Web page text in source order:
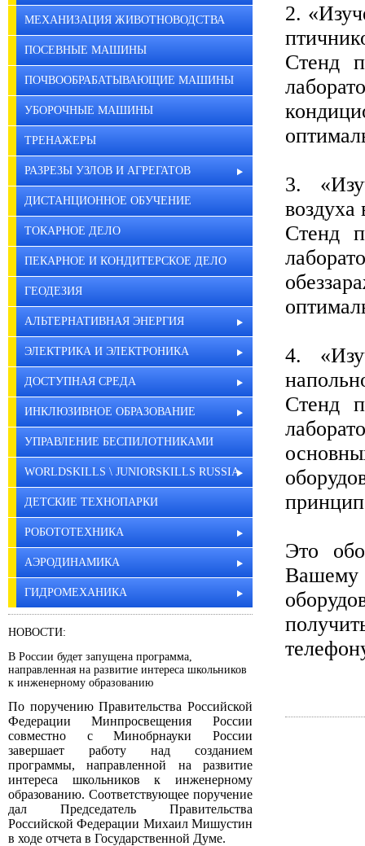
МЕХАНИЗАЦИЯ ЖИВОТНОВОДСТВА
ПОСЕВНЫЕ МАШИНЫ
ПОЧВООБРАБАТЫВАЮЩИЕ МАШИНЫ
УБОРОЧНЫЕ МАШИНЫ
ТРЕНАЖЕРЫ
РАЗРЕЗЫ УЗЛОВ И АГРЕГАТОВ
ДИСТАНЦИОННОЕ ОБУЧЕНИЕ
ТОКАРНОЕ ДЕЛО
ПЕКАРНОЕ И КОНДИТЕРСКОЕ ДЕЛО
ГЕОДЕЗИЯ
АЛЬТЕРНАТИВНАЯ ЭНЕРГИЯ
ЭЛЕКТРИКА И ЭЛЕКТРОНИКА
ДОСТУПНАЯ СРЕДА
ИНКЛЮЗИВНОЕ ОБРАЗОВАНИЕ
УПРАВЛЕНИЕ БЕСПИЛОТНИКАМИ
WORLDSKILLS \ JUNIORSKILLS RUSSIA
ДЕТСКИЕ ТЕХНОПАРКИ
РОБОТОТЕХНИКА
АЭРОДИНАМИКА
ГИДРОМЕХАНИКА
НОВОСТИ:
В России будет запущена программа,
направленная на развитие интереса школьников
к инженерному образованию
По поручению Правительства Российской
Федерации Минпросвещения России
совместно с Минобрнауки России
завершает работу над созданием
программы, направленной на развитие
интереса школьников к инженерному
образованию. Соответствующее поручение
дал Председатель Правительства
Российской Федерации Михаил Мишустин
в ходе отчета в Государственной Думе.
2.
Стенд
3.
воздуха
Стенд
4.
Стенд
Это